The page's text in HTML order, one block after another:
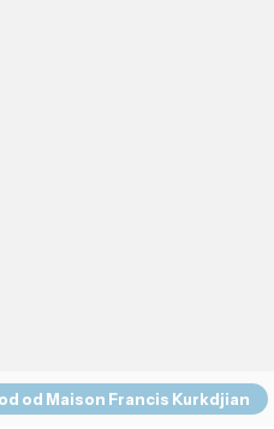
od Maison Francis Kurkdjian